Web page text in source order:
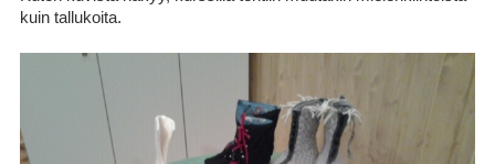
kuin tallukoita.